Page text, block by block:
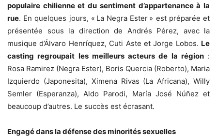
populaire chilienne et du sentiment d’appartenance à la
rue. En quelques jours, « La Negra Ester » est préparée et
présentée sous la direction de Andrés Pérez, avec la
musique d’Álvaro Henríquez, Cuti Aste et Jorge Lobos. Le
casting regroupait les meilleurs acteurs de la région:
Rosa Ramirez (Negra Ester), Boris Quercia (Roberto), Maria
Izquierdo (Japonesita), Ximena Rivas (La Africana), Willy
Semler (Esperanza), Aldo Parodi, María José Núñez et
beaucoup d’autres. Le succès est écrasant.
Engagé dans la défense des minorités sexuelles